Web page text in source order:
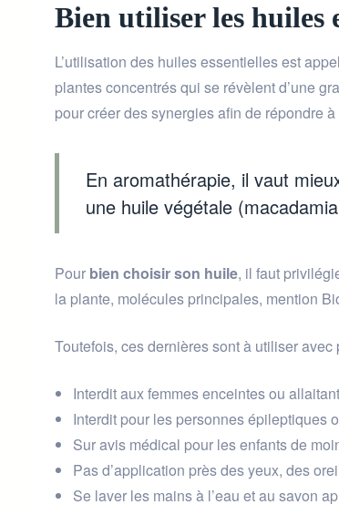
Bien utiliser les huiles
L’utilisation des huiles essentielles est
plantes concentrés qui se révèlent d’une
pour créer des synergies afin de répondre
En aromathérapie, il vaut
une huile végétale
Pour bien choisir son huile, il faut
la plante, molécules principales, mention
Toutefois, ces dernières sont à utiliser avec
Interdit aux femmes enceintes ou
Interdit pour les personnes épileptiques
Sur avis médical pour les enfants de
Pas d’application près des yeux, des
Se laver les mains à l’eau et au savon